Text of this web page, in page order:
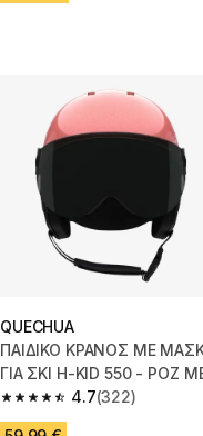
QUECHUA
ΠΑΙΔΙΚΟ ΚΡΑΝΟΣ ΜΕ
ΓΙΑ ΣΚΙ H-KID 550 - ΡΟΖ
ΓΚΛΙΤΕΡ 4.7
4.7 out of 5 stars from
(322)